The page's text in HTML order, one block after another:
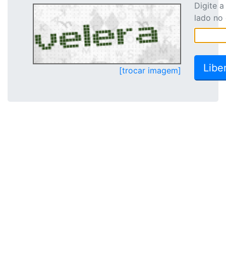
[trocar imagem]
Digite
lado no